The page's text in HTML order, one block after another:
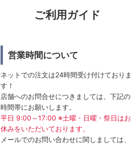
ご利用ガイド
営業時間について
ネットでの注文は24時間受け付けておりま
す！
店舗へのお問合せにつきましては、下記の
時間帯にお願いします。
平日 9:00～17:00 ※土曜・日曜・祭日はお
休みをいただいております。
メールでのお問い合わせに関しましては、